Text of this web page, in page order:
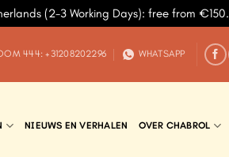
(2-3 Working Days): free from €150.
444: +31208202296 WHATSAPP
NIEUWS EN VERHALEN OVER CHABROL